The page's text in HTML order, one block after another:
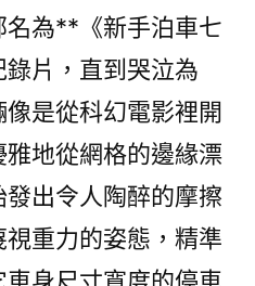
名為**《新手泊車七
片，直到哭泣為
是從科幻電影裡開
地從網格的邊緣漂
出令人陶醉的摩擦
重力的姿態，精準